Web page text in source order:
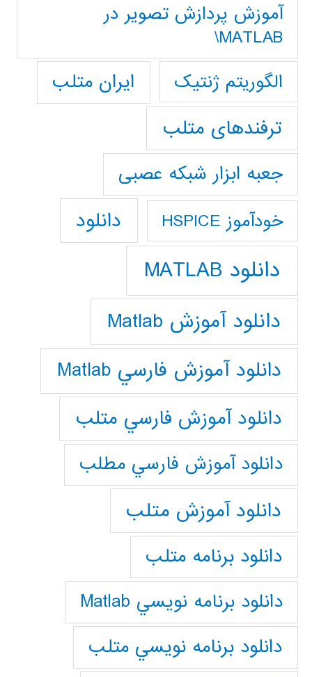
آموزش پردازش تصوير در
MATLAB\
الگوریتم ژنتیک
ایران متلب
ترفندهای متلب
جعبه ابزار شبکه عصبی
خودآموز HSPICE دانلود
دانلود MATLAB
دانلود آموزش Matlab
دانلود آموزش فارسي Matlab
دانلود آموزش فارسي متلب
دانلود آموزش فارسي مطلب
دانلود آموزش متلب
دانلود برنامه متلب
دانلود برنامه نويسي Matlab
دانلود برنامه نويسي متلب